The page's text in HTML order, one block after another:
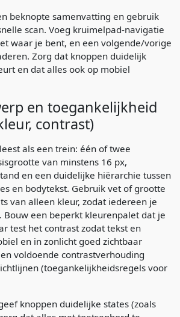
beknopte samenvatting en gebruik
scan. Voeg kruimelpad-navigatie
waar je bent, en een volgende/vorige
Zorg dat knoppen duidelijk
en dat alles ook op mobiel
en toegankelijkheid
contrast)
als een trein: één of twee
van minstens 16 px,
en een duidelijke hiërarchie tussen
en bodytekst. Gebruik vet of grootte
van alleen kleur, zodat iedereen je
Bouw een beperkt kleurenpalet dat je
test het contrast zodat tekst en
en in zonlicht goed zichtbaar
voldoende contrastverhouding
(toegankelijkheidsregels voor
knoppen duidelijke states (zoals